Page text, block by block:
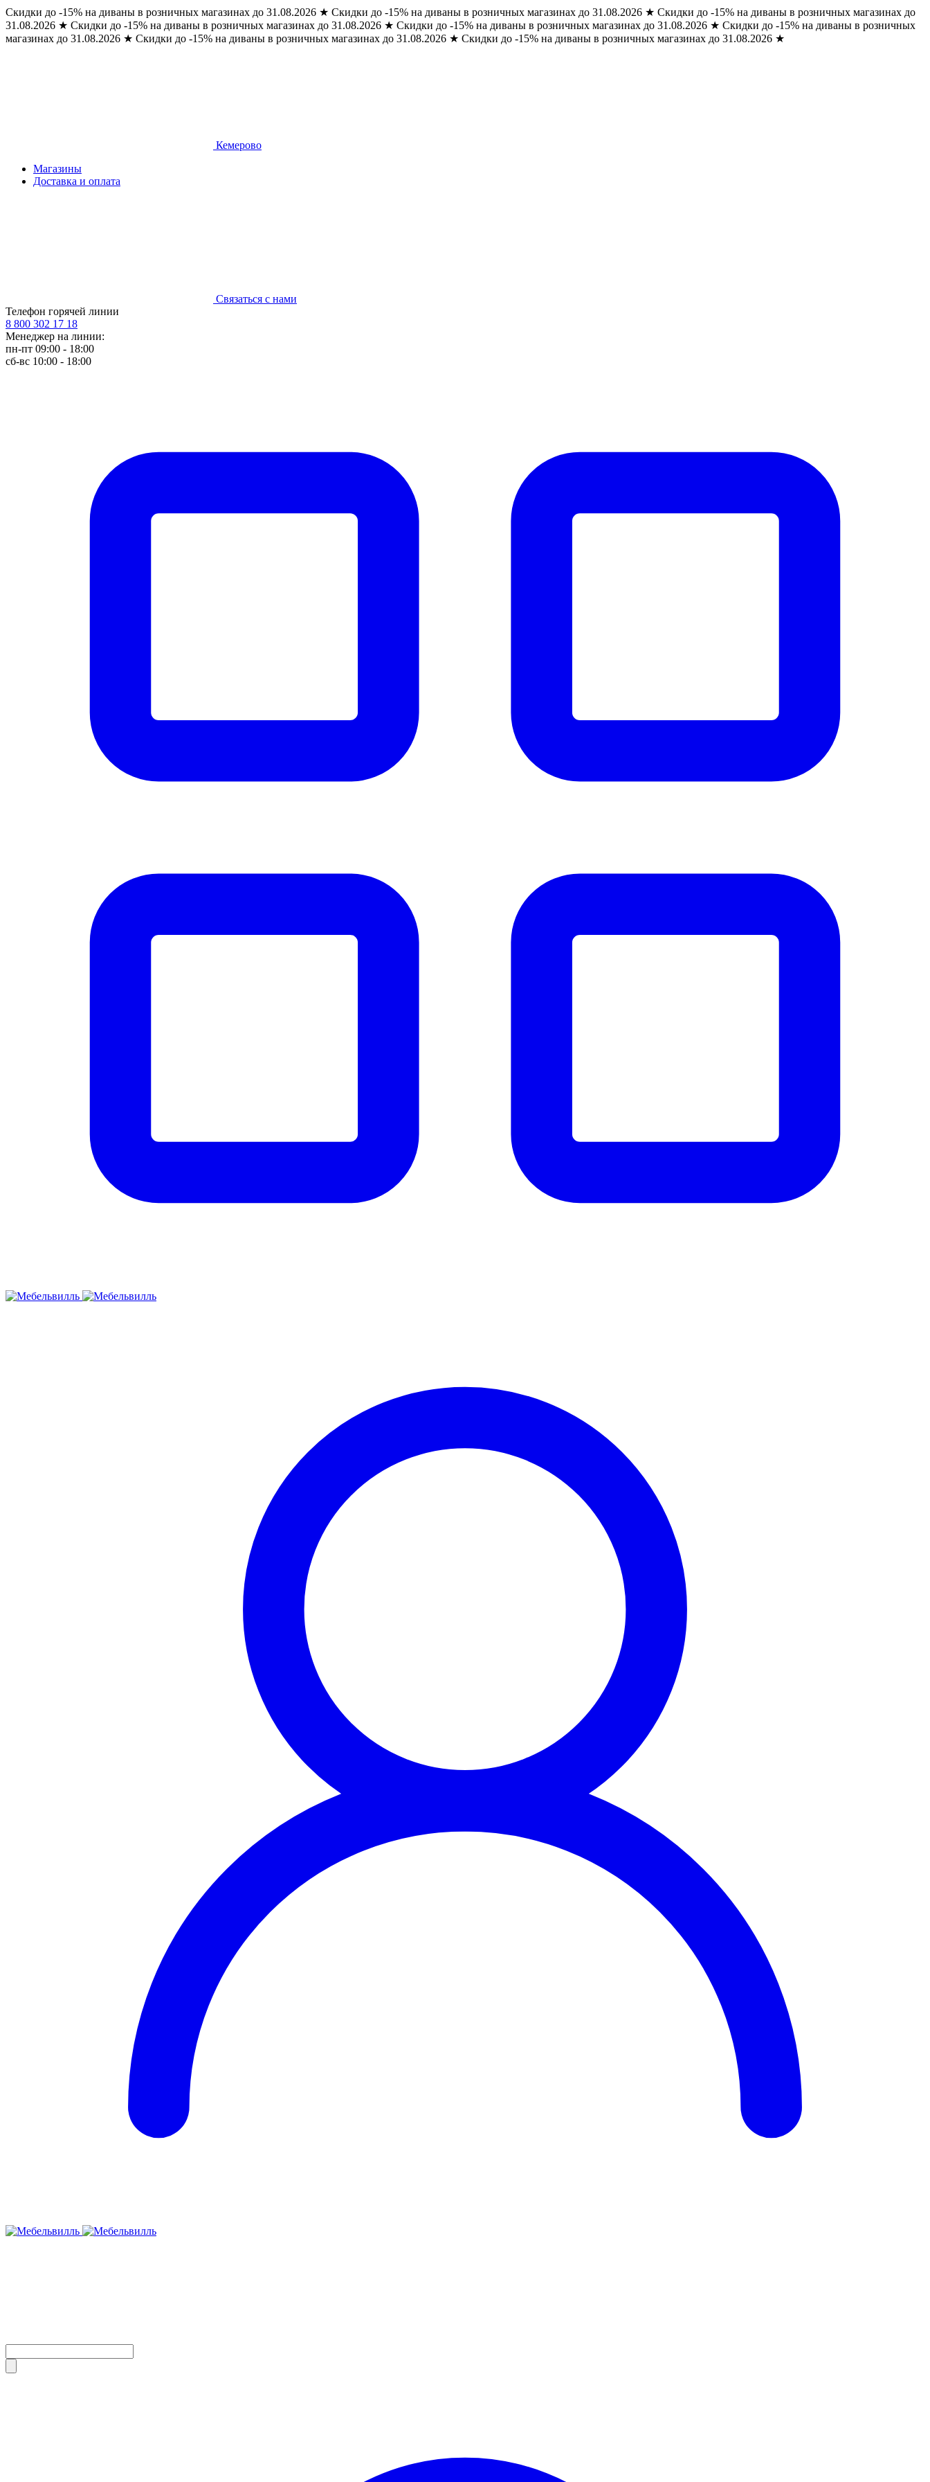
Скидки до -15% на диваны в розничных магазинах до 31.08.2026 ★ Скидки до -15% на диваны в розничных магазинах до 31.08.2026 ★ Скидки до -15% на диваны в розничных магазинах до
31.08.2026 ★ Скидки до -15% на диваны в розничных магазинах до 31.08.2026 ★ Скидки до -15% на диваны в розничных магазинах до 31.08.2026 ★ Скидки до -15% на диваны в розничных
магазинах до 31.08.2026 ★ Скидки до -15% на диваны в розничных магазинах до 31.08.2026 ★ Скидки до -15% на диваны в розничных магазинах до 31.08.2026 ★
Кемерово
Магазины
Доставка и оплата
Связаться с нами
Телефон горячей линии
8 800 302 17 18
Менеджер на линии:
пн-пт 09:00 - 18:00
сб-вс 10:00 - 18:00